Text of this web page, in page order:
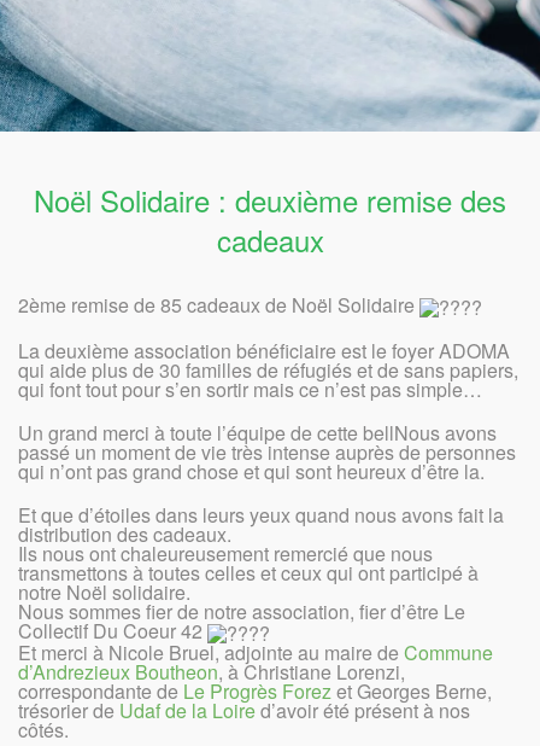
Noël Solidaire : deuxième remise des
cadeaux
2ème remise de 85 cadeaux de Noël Solidaire
La deuxième association bénéficiaire est le foyer ADOMA
qui aide plus de 30 familles de réfugiés et de sans papiers,
qui font tout pour s’en sortir mais ce n’est pas simple…
Un grand merci à toute l’équipe de cette bellNous avons
passé un moment de vie très intense auprès de personnes
qui n’ont pas grand chose et qui sont heureux d’être la.
Et que d’étoiles dans leurs yeux quand nous avons fait la
distribution des cadeaux.
Ils nous ont chaleureusement remercié que nous
transmettons à toutes celles et ceux qui ont participé à
notre Noël solidaire.
Nous sommes fier de notre association, fier d’être Le
Collectif Du Coeur 42
Et merci à Nicole Bruel, adjointe au maire de Commune
d’Andrezieux Boutheon, à Christiane Lorenzi,
correspondante de Le Progrès Forezet Georges Berne,
trésorier de Udaf de la Loired’avoir été présent à nos
côtés.